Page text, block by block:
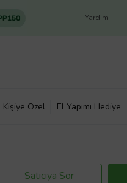
Yardım
Kişiye Özel El Yapımı Hediye
Satıcıya Sor